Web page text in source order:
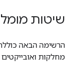
שיטות
הרשימה הבאה
מחלקות